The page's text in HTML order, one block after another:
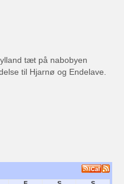
(OPLØST)
tæt på nabobyen
til Hjarnø og Endelave.